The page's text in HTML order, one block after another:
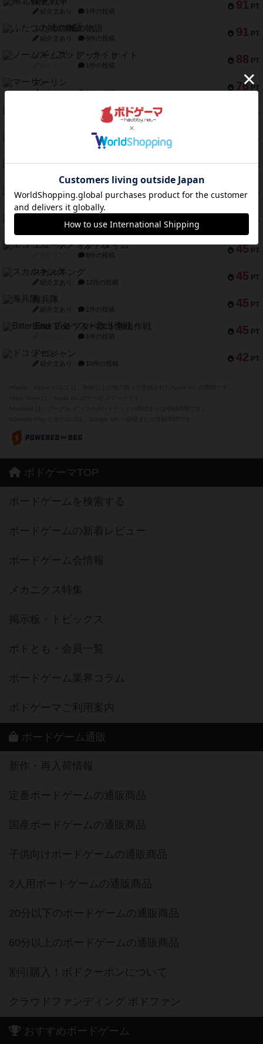
91 PT
紹介文あり 1件の投稿
91 PT
ふたつの城の物語
紹介文あり 6件の投稿
88 PT
ノームズ・アット・ナイト
1件の投稿
76 PT
マーリン
紹介文あり 6件の投稿
PT
フラットアイアン
2件の投稿
PT
トランスオリエント・エクスプレス
1件の投稿
59 PT
アンブッシュ！：ムーブアウト！
51 PT
キャプテン・フリップ：イスラ・ボンバ
紹介文なし 2件の投稿
PT
紹介文あり 1件の投稿
45 PT
エコーズ・オブ・タイム
8件の投稿
45 PT
スカルキング
紹介文あり 12件の投稿
45 PT
海兵隊
紹介文あり 1件の投稿
45 PT
Bitter End ブタペスト救出作戦
1件の投稿
42 PT
ドコジャン
紹介文あり 10件の投稿
ボドゲーマTOP
ボードゲームを検索する
ボードゲームの新着レビュー
ボードゲーム会情報
メカニクス特集
掲示板・トピックス
ボドとも・会員一覧
ボードゲーム業界コラム
ボドゲーマご利用案内
ボードゲーム通販
新作・再入荷情報
定番ボードゲームの通販商品
国産ボードゲームの通販商品
子供向けボードゲームの通販商品
2人用ボードゲームの通販商品
20分以下のボードゲームの通販商品
60分以上のボードゲームの通販商品
割引購入！ボドクーポンについて
クラウドファンディング ボドファン
おすすめボードゲーム